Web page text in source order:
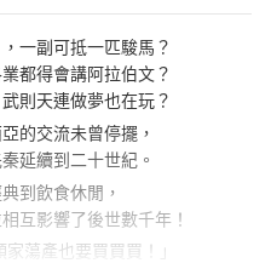
一副可抵一匹駿馬？
都得會講阿拉伯文？
則天連做夢也在玩？
的交流未曾停擺，
延續到二十世紀。
到飲食休閒，
互影響了後世數千年！
蕩產也要買買買！」